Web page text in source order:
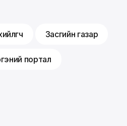
Засгийн газар
портал